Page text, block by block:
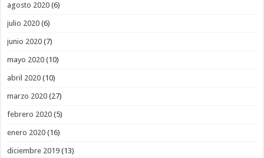
agosto 2020 (6)
julio 2020 (6)
junio 2020 (7)
mayo 2020 (10)
abril 2020 (10)
marzo 2020 (27)
febrero 2020 (5)
enero 2020 (16)
diciembre 2019 (13)